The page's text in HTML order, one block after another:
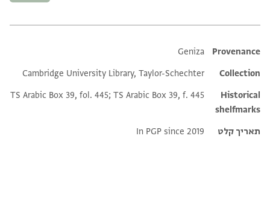
Additional metadata
Provenance
Geniza
Collection
Cambridge University Library, Taylor-Schechter
Historical
shelfmarks
TS Arabic Box 39, fol. 445; TS Arabic Box 39, f. 445
תאריך קלט In PGP since 2019